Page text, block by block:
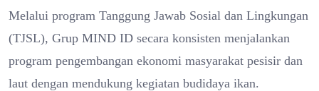
Melalui program Tanggung Jawab Sosial dan Lingkungan
(TJSL), Grup MIND ID secara konsisten menjalankan
program pengembangan ekonomi masyarakat pesisir dan
laut dengan mendukung kegiatan budidaya ikan.